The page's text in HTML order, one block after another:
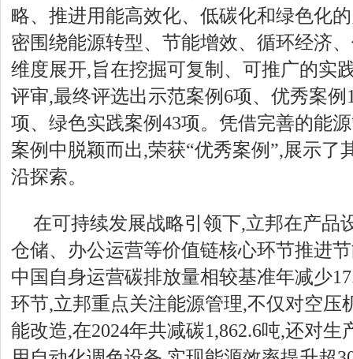
略、推进用能高效化、低碳化和绿色化
密围绕能源转型、节能增效、循环经济
维度展开,旨在挖掘可复制、可推广的实
评审,最终评选出示范案例6项、优秀案例
项、绿色实践案例43项。凭借完善的能
案例中脱颖而出,荣获“优秀案例”,展示了
沿探索。
在可持续发展战略引领下,立邦在产品
仓储、办公运营等价值链核心环节推进
中国自身运营碳排放量相较基准年减少
环节,立邦重点关注能源管理,不仅对空压
能改造,在2024年共减碳1,862.6吨,还对